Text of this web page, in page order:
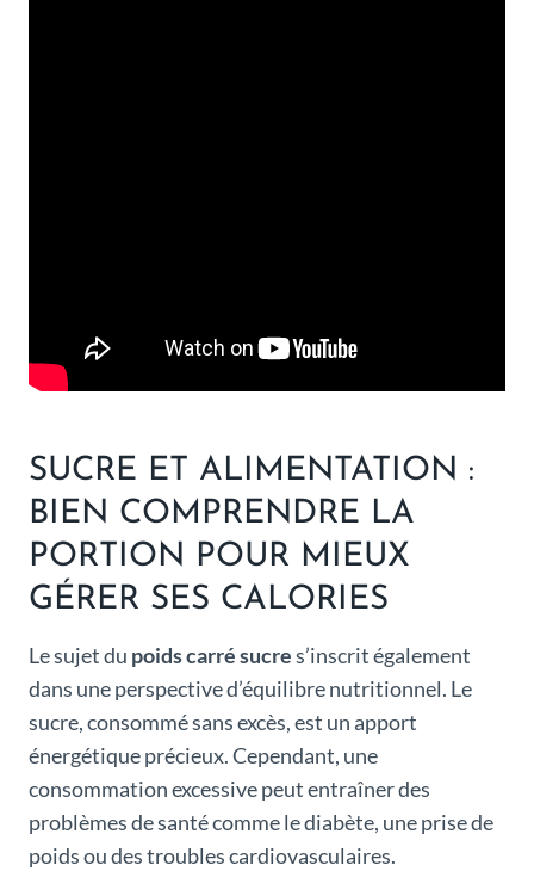
SUCRE ET ALIMENTATION :
BIEN COMPRENDRE LA
PORTION POUR MIEUX
GÉRER SES CALORIES
Le sujet du poids carré sucres’inscrit également
dans une perspective d’équilibre nutritionnel. Le
sucre, consommé sans excès, est un apport
énergétique précieux. Cependant, une
consommation excessive peut entraîner des
problèmes de santé comme le diabète, une prise de
poids ou des troubles cardiovasculaires.